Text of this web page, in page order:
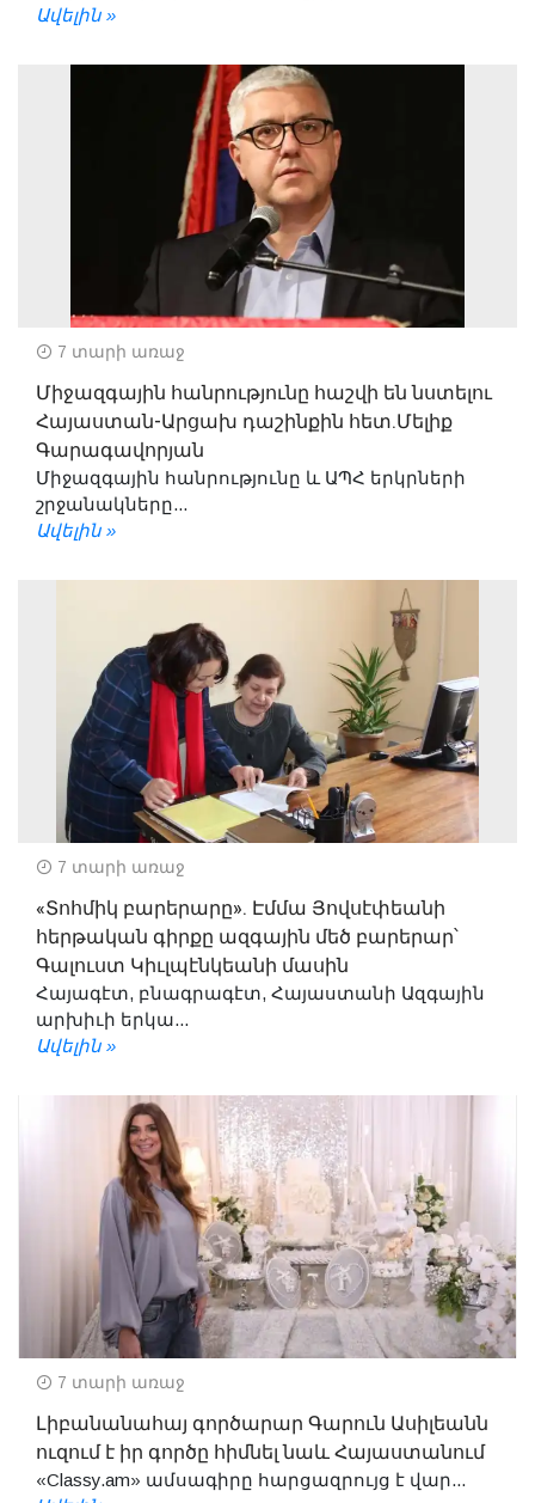
Ավելին »
7 տարի առաջ
Միջազգային հանրությունը հաշվի են նստելու
Հայաստան-Արցախ դաշինքին հետ.Մելիք
Գարագավորյան
Միջազգային հանրությունը և ԱՊՀ երկրների
շրջանակները...
Ավելին »
7 տարի առաջ
«Տոհմիկ բարերարը». Էմմա Յովսէփեանի
հերթական գիրքը ազգային մեծ բարերար՝
Գալուստ Կիւլպէնկեանի մասին
Հայագէտ, բնագրագէտ, Հայաստանի Ազգային
արխիւի երկա...
Ավելին »
7 տարի առաջ
Լիբանանահայ գործարար Գարուն Ասիլեանն
ուզում է իր գործը հիմնել նաև Հայաստանում
«Classy.am» ամսագիրը հարցազրույց է վար...